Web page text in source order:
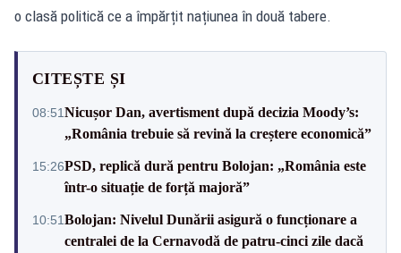
o clasă politică ce a împărțit națiunea în două tabere.
CITEȘTE ȘI
08:51Nicușor Dan, avertisment după decizia Moody’s:
„România trebuie să revină la creștere economică”
15:26PSD, replică dură pentru Bolojan: „România este
într-o situație de forță majoră”
10:51Bolojan: Nivelul Dunării asigură o funcționare a
centralei de la Cernavodă de patru-cinci zile dacă